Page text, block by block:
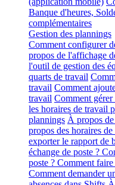
Banque d'heures,
complémentaires
Gestion des plannings
Comment configurer
propos de l'affichage
l'outil de gestion des
quarts de travail
travail Comment
travail Comment
les horaires de travail
plannings À propos
propos des horaires
exporter le rapport de
échange de poste ?
poste ? Comment
Comment demander